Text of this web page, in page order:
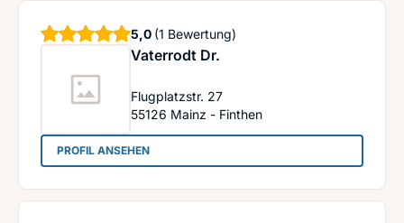
Vaterrodt Dr.
Flugplatzstr. 27
55126 Mainz - Finthen
5,0 Sterne
(1 Bewertung)
PROFIL ANSEHEN: Vaterrodt Dr.